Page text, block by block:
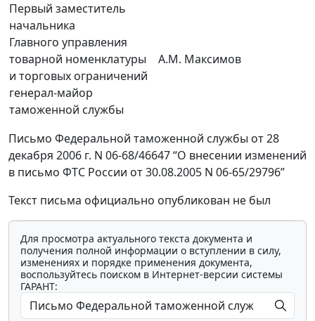
Первый заместитель
начальника
Главного управления
товарной номенклатуры
и торговых ограничений
генерал-майор
таможенной службы
А.М. Максимов
Письмо Федеральной таможенной службы от 28
декабря 2006 г. N 06-68/46647 “О внесении изменений
в письмо ФТС России от 30.08.2005 N 06-65/29796”
Текст письма официально опубликован не был
Для просмотра актуального текста документа и
получения полной информации о вступлении в силу,
изменениях и порядке применения документа,
воспользуйтесь поиском в Интернет-версии системы
ГАРАНТ: